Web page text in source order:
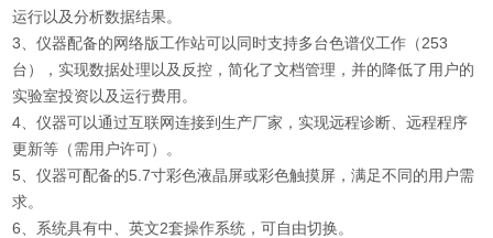
运行以及分析数据结果。
3、仪器配备的网络版工作站可以同时支持多台色谱仪工作（253
台），实现数据处理以及反控，简化了文档管理，并的降低了用户的
实验室投资以及运行费用。
4、仪器可以通过互联网连接到生产厂家，实现远程诊断、远程程序
更新等（需用户许可）。
5、仪器可配备的5.7寸彩色液晶屏或彩色触摸屏，满足不同的用户需
求。
6、系统具有中、英文2套操作系统，可自由切换。